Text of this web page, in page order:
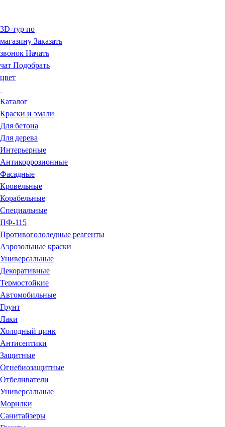
3D-тур по
магазину Заказать
звонок Начать
чат Подобрать
цвет
Каталог
Краски и эмали
Для бетона
Для дерева
Интерьерные
Антикоррозионные
Фасадные
Кровельные
Корабельные
Специальные
ПФ-115
Противогололедные реагенты
Аэрозольные краски
Универсальные
Декоративные
Термостойкие
Автомобильные
Грунт
Лаки
Холодный цинк
Антисептики
Защитные
Огнебиозащитные
Отбеливатели
Универсальные
Морилки
Санитайзеры